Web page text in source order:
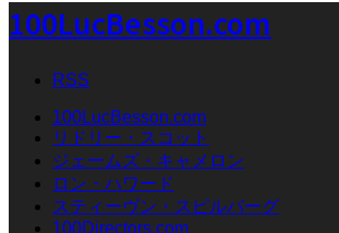
100LucBesson.com
RSS
100LucBesson.com
リドリー・スコット
ジェームズ・キャメロン
ロン・ハワード
スティーヴン・スピルバーグ
100Directors.com